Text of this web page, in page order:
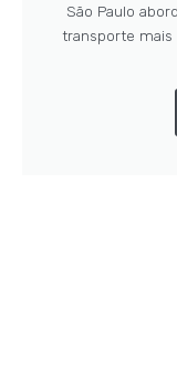
São Paulo
transporte mais